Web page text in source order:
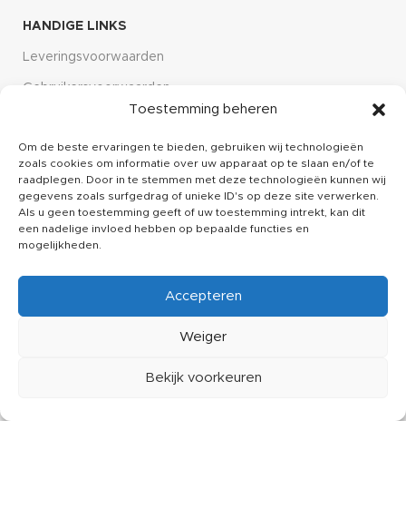
Toestemming beheren
Om de beste ervaringen te bieden, gebruiken wij technologieën
zoals cookies om informatie over uw apparaat op te slaan en/of te
raadplegen. Door in te stemmen met deze technologieën kunnen wij
gegevens zoals surfgedrag of unieke ID's op deze site verwerken.
Als u geen toestemming geeft of uw toestemming intrekt, kan dit
een nadelige invloed hebben op bepaalde functies en
mogelijkheden.
Accepteren
Weiger
Bekijk voorkeuren
HANDIGE LINKS
Leveringsvoorwaarden
Gebruikersvoorwaarden
Juridische informatie
SOCIALS
Instagram
Facebook
Linkdin